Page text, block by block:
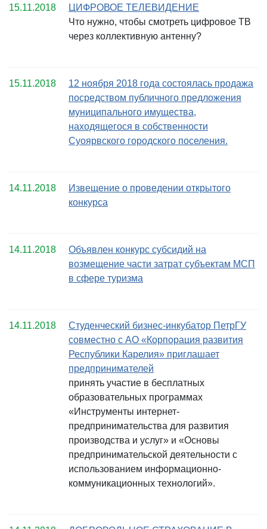
15.11.2018
ЦИФРОВОЕ ТЕЛЕВИДЕНИЕ
Что нужно, чтобы смотреть цифровое ТВ
через коллективную антенну?
15.11.2018
12 ноября 2018 года состоялась продажа
посредством публичного предложения
муниципального имущества,
находящегося в собственности
Суоярвского городского поселения.
14.11.2018
Извещение о проведении открытого
конкурса
14.11.2018
Объявлен конкурс субсидий на
возмещение части затрат субъектам МСП
в сфере туризма
14.11.2018
Студенческий бизнес-инкубатор ПетрГУ
совместно с АО «Корпорация развития
Республики Карелия» приглашает
предпринимателей
принять участие в бесплатных
образовательных программах
«Инструменты интернет-
предпринимательства для развития
производства и услуг» и «Основы
предпринимательской деятельности с
использованием информационно-
коммуникационных технологий».